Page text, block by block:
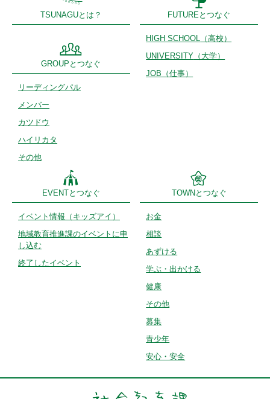
TSUNAGUとは？
GROUPとつなぐ
リーディングパル
メンバー
カツドウ
ハイリカタ
その他
FUTUREとつなぐ
HIGH SCHOOL （高校）
UNIVERSITY （大学）
JOB（仕事）
EVENTとつなぐ
イベント情報 （キッズアイ）
地域教育推進課のイベントに申
し込む
終了したイベント
TOWNとつなぐ
お金
相談
あずける
学ぶ・出かける
健康
その他
募集
青少年
安心・安全